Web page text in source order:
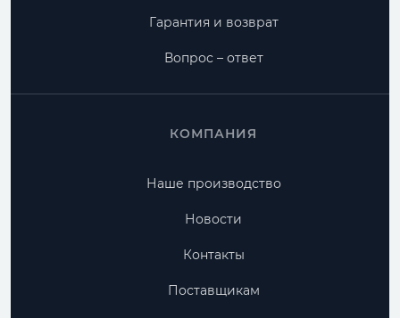
Гарантия и возврат
Вопрос – ответ
КОМПАНИЯ
Наше производство
Новости
Контакты
Поставщикам